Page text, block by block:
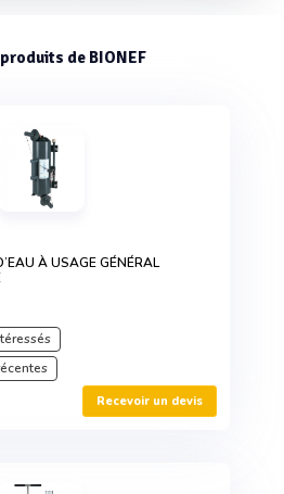
de BIONEF
À USAGE GÉNÉRAL
Recevoir un devis